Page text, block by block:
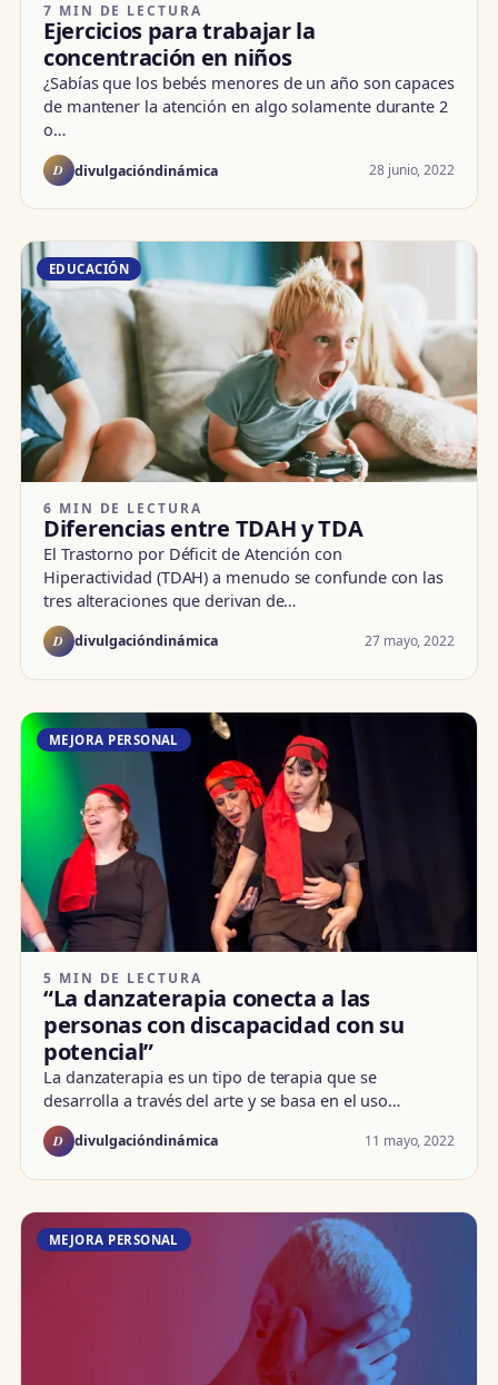
7 MIN DE LECTURA
Ejercicios para trabajar la
concentración en niños
¿Sabías que los bebés menores de un año son capaces
de mantener la atención en algo solamente durante 2
o…
D divulgacióndinámica 28 junio, 2022
EDUCACIÓN
6 MIN DE LECTURA
Diferencias entre TDAH y TDA
El Trastorno por Déficit de Atención con
Hiperactividad (TDAH) a menudo se confunde con las
tres alteraciones que derivan de…
D divulgacióndinámica 27 mayo, 2022
MEJORA PERSONAL
5 MIN DE LECTURA
“La danzaterapia conecta a las
personas con discapacidad con su
potencial”
La danzaterapia es un tipo de terapia que se
desarrolla a través del arte y se basa en el uso…
D divulgacióndinámica 11 mayo, 2022
MEJORA PERSONAL